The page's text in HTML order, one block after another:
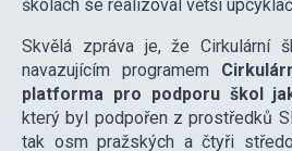
školách se realizoval větší
Skvělá zpráva je, že Cirkulární
navazujícím programem
platforma pro podporu škol
který byl podpořen z prostředků
tak osm pražských a čtyři